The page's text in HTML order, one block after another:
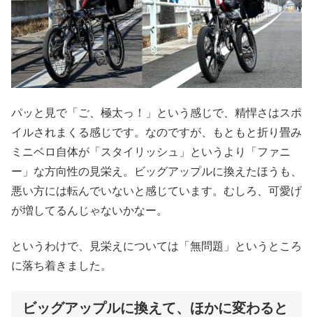
パッと見で「ご、極太っ！」という感じで、精悍さはスポ
イルされまくる感じです。なのですが、もともと折り畳み
ミニベロ自体が「スタイリッシュ」というより「ファニ
ー」な方向性の見栄え。ビッグアップルに換えたほうも、
悪い方には転んでいないと感じています。むしろ、可愛げ
が増してるんじゃないかなー。
というわけで、見栄えについては「無問題」というところ
に落ち着きました。
ビッグアップルに換えて、ほかに変わると